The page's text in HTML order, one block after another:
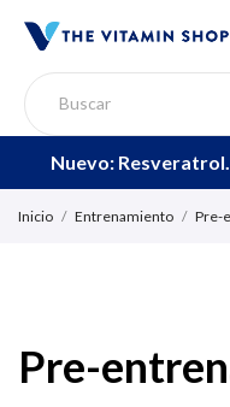
Nuevo:
Inicio Entrenamiento Pre-
Pre-